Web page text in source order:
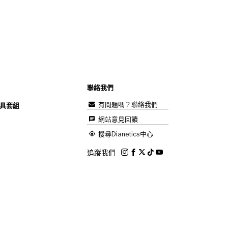
套組
聯絡我們
有問題嗎？聯絡我們
網站意見回饋
搜尋Dianetics中心
追蹤我們